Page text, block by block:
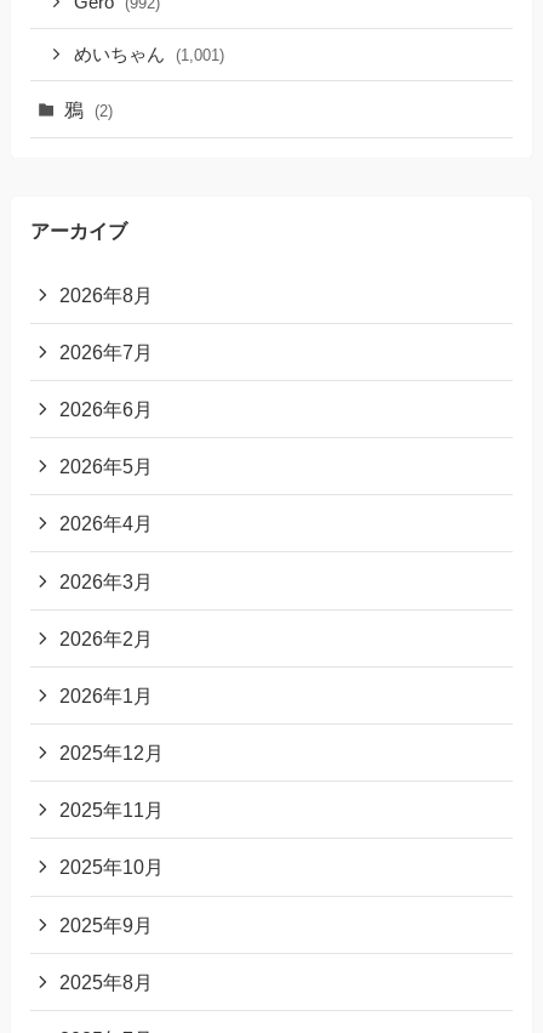
めいちゃん (1,001)
鴉 (2)
アーカイブ
2026年8月
2026年7月
2026年6月
2026年5月
2026年4月
2026年3月
2026年2月
2026年1月
2025年12月
2025年11月
2025年10月
2025年9月
2025年8月